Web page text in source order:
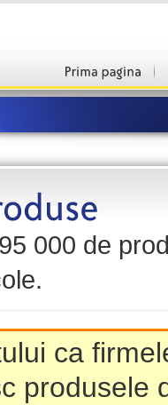
000 de
ca
produsele